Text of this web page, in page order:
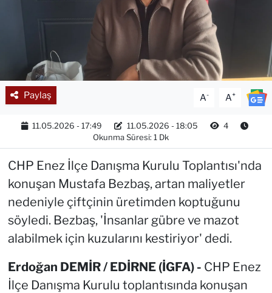
Paylaş A- A+
11.05.2026 - 17:49 11.05.2026 - 18:05
4
Okunma Süresi: 1 Dk
CHP Enez İlçe Danışma Kurulu Toplantısı'nda
konuşan Mustafa Bezbaş, artan maliyetler
nedeniyle çiftçinin üretimden koptuğunu
söyledi. Bezbaş, 'İnsanlar gübre ve mazot
alabilmek için kuzularını kestiriyor' dedi.
Erdoğan DEMİR / EDİRNE (İGFA) - CHP Enez
İlçe Danışma Kurulu toplantısında konuşan